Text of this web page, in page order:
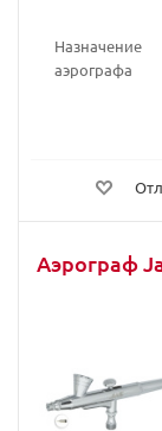
Назначение
аэрографа
Аэрограф